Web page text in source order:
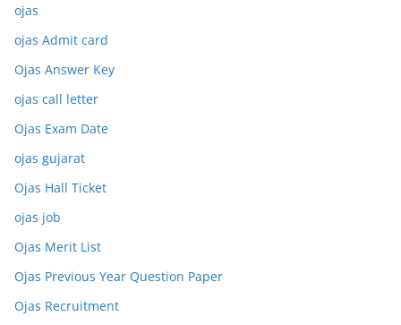
ojas
ojas Admit card
Ojas Answer Key
ojas call letter
Ojas Exam Date
ojas gujarat
Ojas Hall Ticket
ojas job
Ojas Merit List
Ojas Previous Year Question Paper
Ojas Recruitment